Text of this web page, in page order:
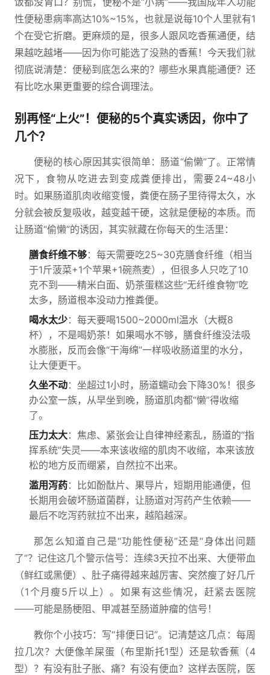
性便秘患病率高达10%~15%，也就是说每10个人里就有1
个在受它折磨。更麻烦的是，很多人跟风吃香蕉通便，结
果越吃越堵——因为你可能选了没熟的香蕉！今天我们就
彻底说清楚：便秘到底怎么来的？哪些水果真能通便？还
有比吃水果更重要的综合调理法。
别再怪“上火”！便秘的5个真实诱因，你中了
几个？
便秘的核心原因其实很简单：肠道“偷懒”了。正常情
况下，食物从吃进去到变成粪便排出，需要24~48小
时。如果肠道肌肉收缩变慢，粪便在肠子里待得太久，水
分就会被反复吸收，越变越干硬，这就是便秘的本质。而
让肠道“偷懒”的诱因，其实就藏在你每天的生活里：
膳食纤维不够：每天需要吃25~30克膳食纤维（相当
于1斤菠菜+1个苹果+1碗燕麦），但很多人只吃了10
克不到——精米白面、奶茶蛋糕这些“无纤维食物”吃
太多，肠道根本没动力推粪便。
喝水太少：每天要喝1500~2000ml温水（大概8
杯），不是喝奶茶！如果喝水不够，膳食纤维没法吸
水膨胀，反而会像“干海绵”一样吸收肠道里的水分，
让大便更干。
久坐不动：坐超过1小时，肠道蠕动会下降30%！很多
办公室一族，从早坐到晚，肠道肌肉都“懒”得收缩
了。
压力太大：焦虑、紧张会让自律神经紊乱，肠道的“指
挥系统”失灵——本来该收缩的肌肉不收缩，本来该放
松的地方反而绷紧，自然拉不出来。
滥用泻药：比如酚酞片、果导片，短期用能通便，但
长期用会破坏肠道菌群，让肠道对泻药产生依赖——
最后不吃泻药就拉不出来，越陷越深。
那怎么知道自己是“功能性便秘”还是“身体出问题
了”？记住这几个警示信号：连续3天拉不出来、大便带血
（鲜红或黑便）、肚子痛得越来越厉害、突然瘦了好几斤
（1个月瘦5斤以上）。如果有这些情况，赶紧去医院
——可能是肠梗阻、甲减甚至肠道肿瘤的信号！
教你个小技巧：写“排便日记”。记清楚这几点：每周
拉几次？大便像羊屎蛋（布里斯托1型）还是软香蕉（4
型）？有没有肚子胀、痛？有没有便血？这样去医院，医